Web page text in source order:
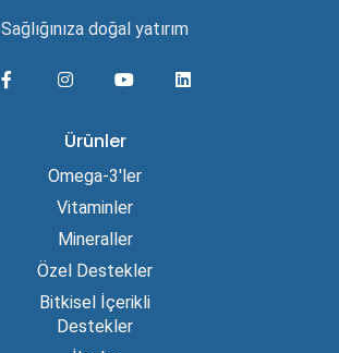
Sağlığınıza doğal yatırım
Ürünler
Omega-3'ler
Vitaminler
Mineraller
Özel Destekler
Bitkisel İçerikli
Destekler